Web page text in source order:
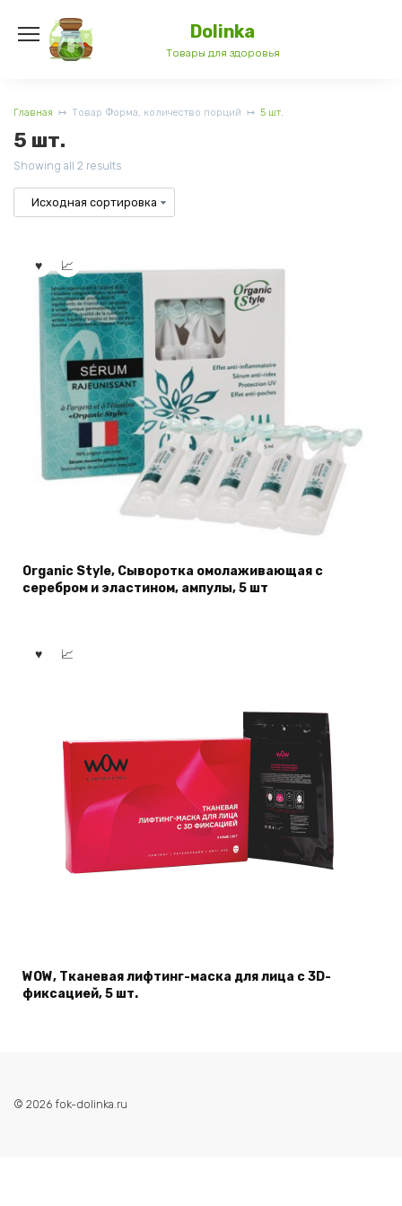
содержанию
Dolinka
Товары для здоровья
Главная Товар Форма, количество порций 5 шт.
5 шт.
Showing all 2 results
Organic Style, Сыворотка омолаживающая с
серебром и эластином, ампулы, 5 шт
WOW, Тканевая лифтинг-маска для лица с 3D-
фиксацией, 5 шт.
© 2026 fok-dolinka.ru